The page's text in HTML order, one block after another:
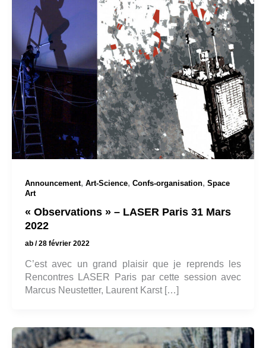
Announcement, Art-Science, Confs-organisation, Space
Art
« Observations » – LASER Paris 31 Mars
2022
ab /28 février 2022
C’est avec un grand plaisir que je reprends les
Rencontres LASER Paris par cette session avec
Marcus Neustetter, Laurent Karst […]